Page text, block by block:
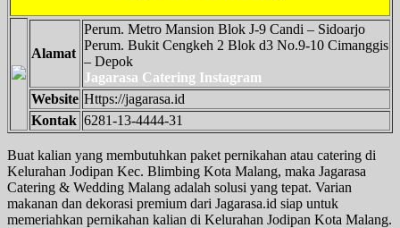
Alamat
Perum. Metro Mansion Blok J-9 Candi – Sidoarjo
Perum. Bukit Cengkeh 2 Blok d3 No.9-10 Cimanggis
– Depok
Jagarasa Catering Instagram
Website Https://jagarasa.id
Kontak 6281-13-4444-31
Buat kalian yang membutuhkan paket pernikahan atau catering di
Kelurahan Jodipan Kec. Blimbing Kota Malang, maka Jagarasa
Catering & Wedding Malang adalah solusi yang tepat. Varian
makanan dan dekorasi premium dari Jagarasa.id siap untuk
memeriahkan pernikahan kalian di Kelurahan Jodipan Kota Malang.